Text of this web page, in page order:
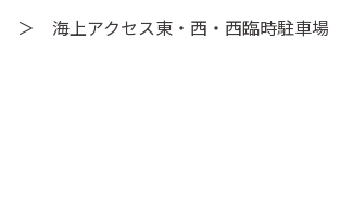
＞ 海上アクセス東・西・西臨時駐車場